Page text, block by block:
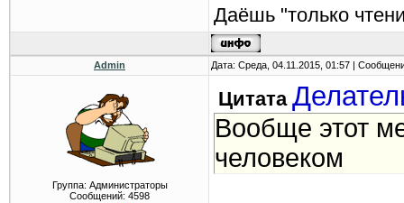
Даёшь "только
Admin Дата: Среда, 04.11.2015, 01:57 |
Группа: Администраторы
Сообщений: 4598
Цитата
Вообще этот
человеком